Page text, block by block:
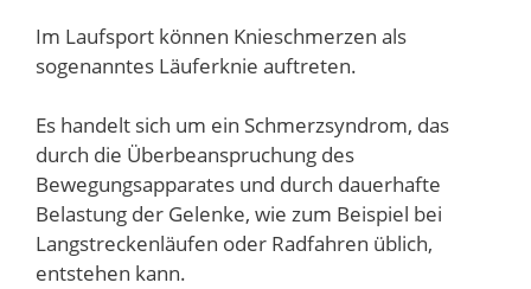
Im Laufsport können Knieschmerzen als
sogenanntes Läuferknie auftreten.
Es handelt sich um ein Schmerzsyndrom, das
durch die Überbeanspruchung des
Bewegungsapparates und durch dauerhafte
Belastung der Gelenke, wie zum Beispiel bei
Langstreckenläufen oder Radfahren üblich,
entstehen kann.